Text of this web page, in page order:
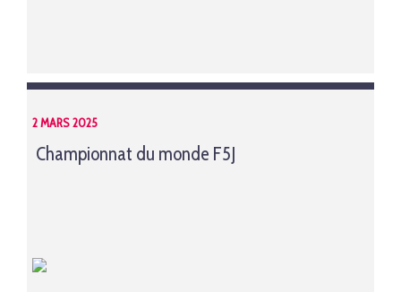
2 MARS 2025
Championnat du monde F5J